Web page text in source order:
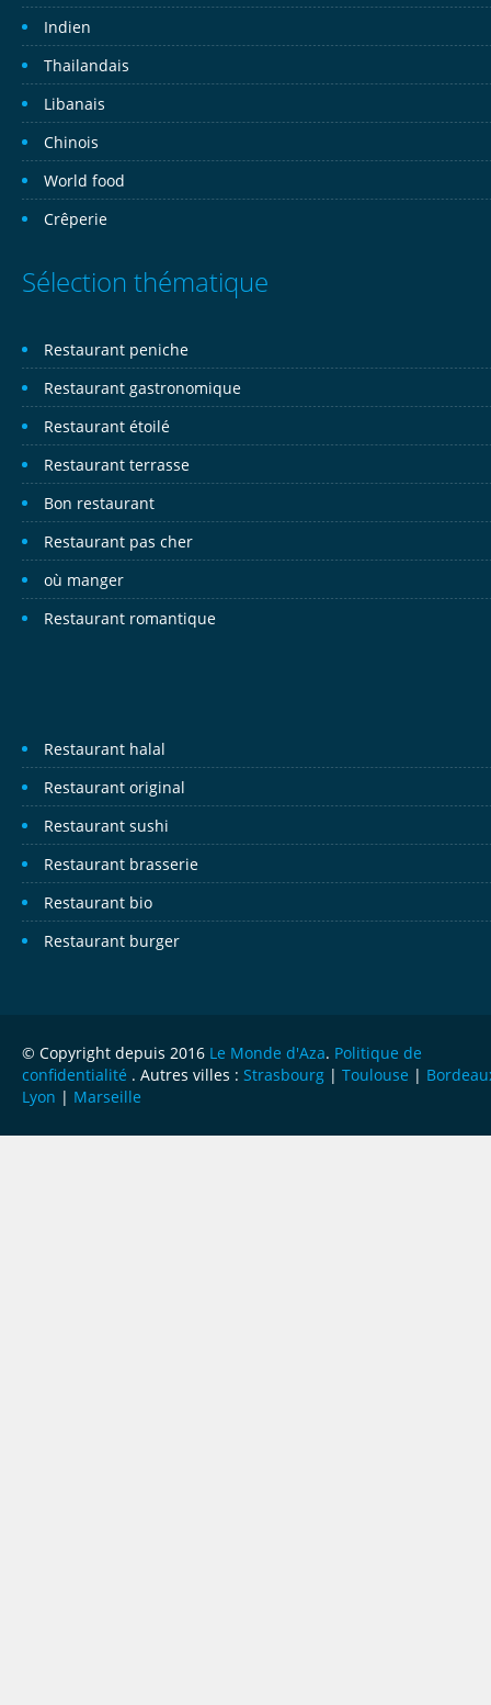
Indien
Thailandais
Libanais
Chinois
World food
Crêperie
Sélection thématique
Restaurant peniche
Restaurant gastronomique
Restaurant étoilé
Restaurant terrasse
Bon restaurant
Restaurant pas cher
où manger
Restaurant romantique
Restaurant halal
Restaurant original
Restaurant sushi
Restaurant brasserie
Restaurant bio
Restaurant burger
© Copyright depuis 2016 Le Monde d'Aza. Politique de
confidentialité . Autres villes : Strasbourg | Toulouse |
Lyon | Marseille